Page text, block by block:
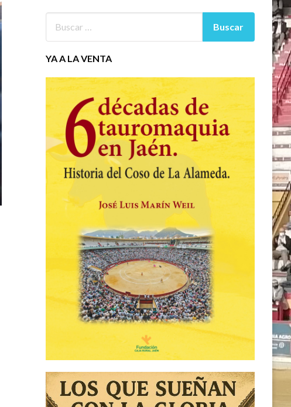
YA A LA VENTA